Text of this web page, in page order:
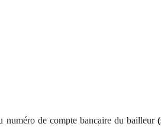
numéro de compte bancaire du bailleur